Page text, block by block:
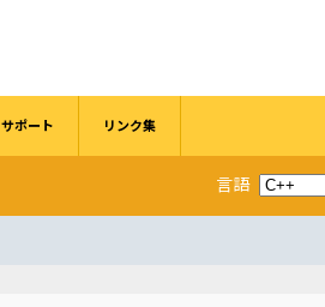
サポート リンク集
言語